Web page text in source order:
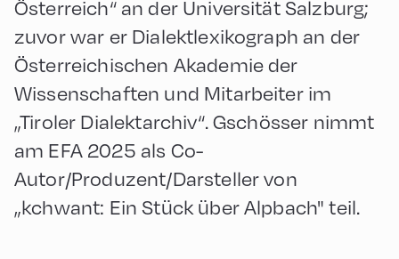
Österreich“ an der Universität Salzburg;
zuvor war er Dialektlexikograph an der
Österreichischen Akademie der
Wissenschaften und Mitarbeiter im
„Tiroler Dialektarchiv“. Gschösser nimmt
am EFA 2025 als Co-
Autor/Produzent/Darsteller von
„kchwant: Ein Stück über Alpbach" teil.